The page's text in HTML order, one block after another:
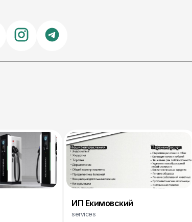
ИП Екимовский
services